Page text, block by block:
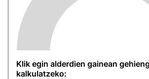
Klik egin alderdien gainean
kalkulatzeko: